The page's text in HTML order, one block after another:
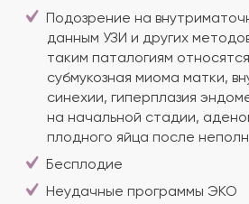
Подозрение на
данным УЗИ и других
таким паталогиям
субмукозная миома матки,
синехии, гиперплазия
на начальной стадии,
плодного яйца после
Бесплодие
Неудачные программы ЭКО